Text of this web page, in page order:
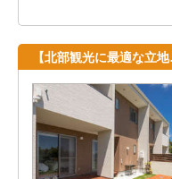
【北部観光に最適な立